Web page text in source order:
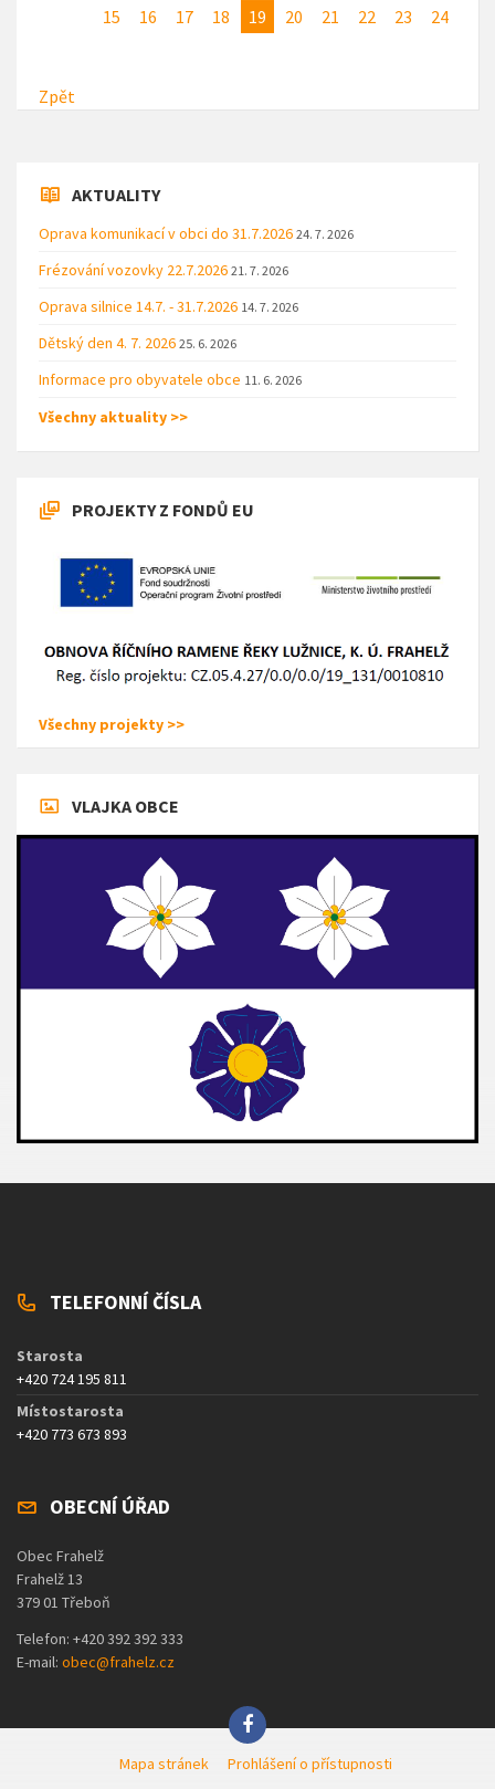
15
16 17 18 19 20 21 22 23 24
Zpět
AKTUALITY
Oprava komunikací v obci do 31.7.2026 24. 7. 2026
Frézování vozovky 22.7.2026 21. 7. 2026
Oprava silnice 14.7. - 31.7.2026 14. 7. 2026
Dětský den 4. 7. 2026 25. 6. 2026
Informace pro obyvatele obce 11. 6. 2026
Všechny aktuality >>
PROJEKTY Z FONDŮ EU
Všechny projekty >>
VLAJKA OBCE
TELEFONNÍ ČÍSLA
Starosta
+420 724 195 811
Místostarosta
+420 773 673 893
OBECNÍ ÚŘAD
Obec Frahelž
Frahelž 13
379 01 Třeboň
Telefon: +420 392 392 333
E-mail: obec@frahelz.cz
Mapa stránek Prohlášení o přístupnosti